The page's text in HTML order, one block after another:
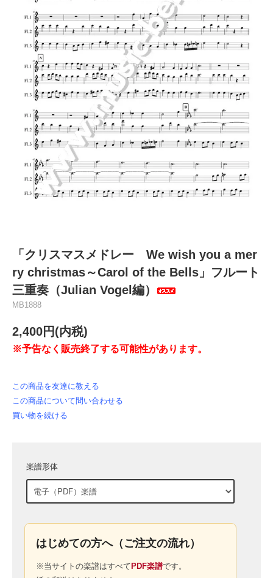
「クリスマスメドレー We wish you a mer
ry christmas～Carol of the Bells」フルート
三重奏（Julian Vogel編）
MB1888
2,400円(内税)
※予告なく販売終了する可能性があります。
この商品を友達に教える
この商品について問い合わせる
買い物を続ける
楽譜形体
はじめての方へ（ご注文の流れ）
※当サイトの楽譜はすべてPDF楽譜です。